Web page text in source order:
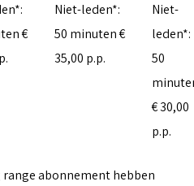
€
Niet-leden*:
50 minuten €
35,00 p.p.
Niet-
leden*:
50
€ 30,00
p.p.
abonnement hebben